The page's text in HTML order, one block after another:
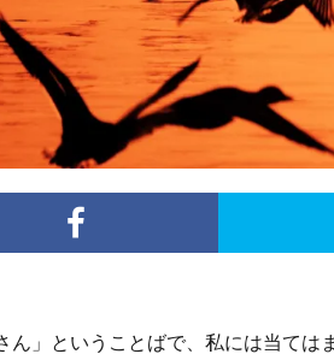
ん」ということばで、私には当ては